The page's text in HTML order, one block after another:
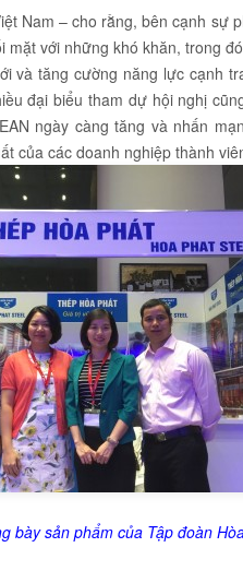
Nam – cho rằng, bên cạnh sự
với những khó khăn, trong
và tăng cường năng lực cạnh
đại biểu tham dự hội nghị
ngày càng tăng và nhấn
của các doanh nghiệp thành
bày sản phẩm của Tập đoàn